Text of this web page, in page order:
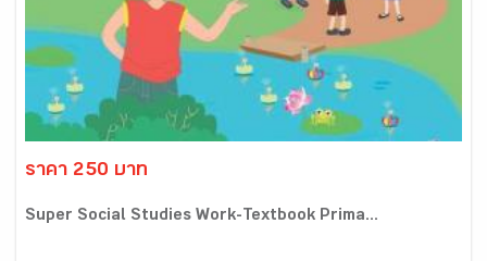
ราคา 250 บาท
Super Social Studies Work-Textbook Prima...